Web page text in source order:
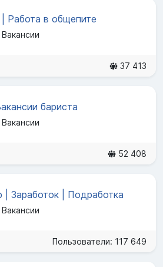
| Работа в общепите
37 413
бариста
52 408
| Заработок | Подработка
Пользователи: 117 649